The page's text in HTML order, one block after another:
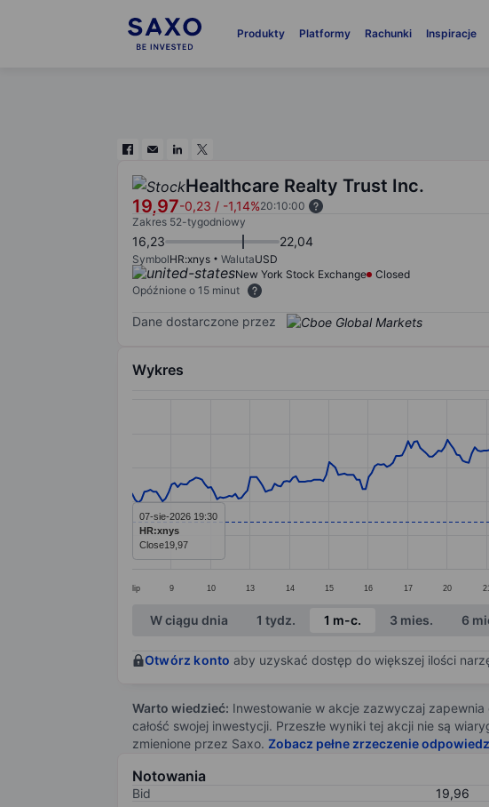
Produkty Platformy Rachunki Inspiracje
Healthcare Realty Trust Inc.
19,97-0,23 / -1,14%20:10:00
Zakres 52-tygodniowy
16,23 22,04
SymbolHR:xnys WalutaUSD
New York Stock Exchange
Closed
Opóźnione o 15 minut
Dane dostarczone przez
Wykres
The chart has 1 X axis displaying categories.
The chart has 1 Y axis displaying values. Data ranges
lip 9 10 13 14 15 16 17 20 21
07-sie-2026 19:30
HR:xnys
Close19,97
End of interactive chart.
W ciągu dnia 1 tydz. 1 m-c. 3 mies. 6
Otwórz konto aby uzyskać dostęp do większej ilości
Warto wiedzieć: Inwestowanie w akcje zazwyczaj
całość swojej inwestycji. Przeszłe wyniki tej akcji nie są
zmienione przez Saxo. Zobacz pełne zrzeczenie
Notowania
Bid 19,96